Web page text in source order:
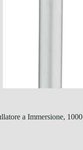
a Immersione,